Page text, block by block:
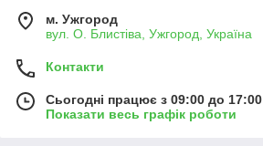
м. Ужгород
вул. О. Блистіва, Ужгород, Україна
Контакти
Сьогодні працює з 09:00 до 17:00
Показати весь графік роботи